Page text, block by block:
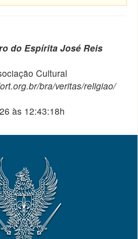
do Espírita José Reis
Cultural
bra/veritas/religiao/
às 12:43:18h